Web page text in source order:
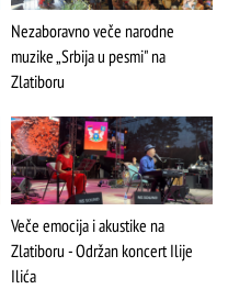
Nezaboravno veče narodne
muzike „Srbija u pesmi" na
Zlatiboru
Veče emocija i akustike na
Zlatiboru - Održan koncert Ilije
Ilića
ŠTA